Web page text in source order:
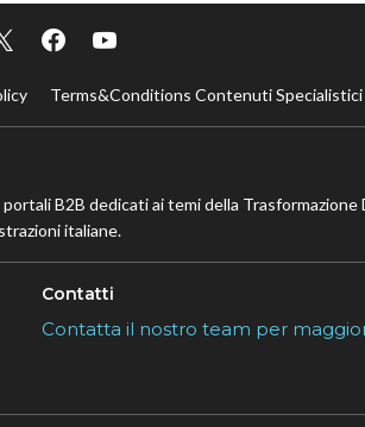
Terms&Conditions Contenuti Specialistici
B2B dedicati ai temi della
italiane.
Contatti
Contatta il nostro team per